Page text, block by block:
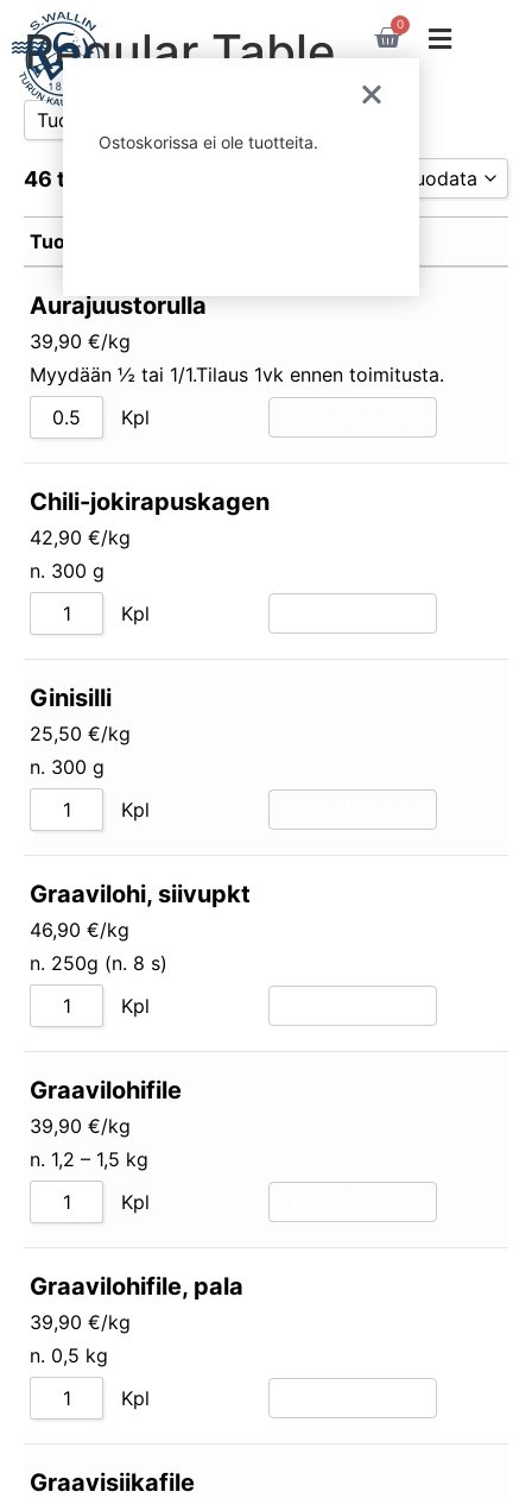
Ostoskorissa ei ole tuotteita.
0
Regular Table
Tuotekategoriat
Graavikalafileet
Muut tuotteet
Savukalafileet
Savukalat
Savulohirullat
Silakat
Sillit
46 tuotetta Suodata
Tuotteet
Aurajuustorulla
39,90 €/kg
Myydään ½ tai 1/1.Tilaus 1vk ennen toimitusta.
Kpl
Chili-jokirapuskagen
42,90 €/kg
n. 300 g
Kpl
Ginisilli
25,50 €/kg
n. 300 g
Kpl
Graavilohi, siivupkt
46,90 €/kg
n. 250g (n. 8 s)
Kpl
Graavilohifile
39,90 €/kg
n. 1,2 – 1,5 kg
Kpl
Graavilohifile, pala
39,90 €/kg
n. 0,5 kg
Kpl
Graavisiikafile